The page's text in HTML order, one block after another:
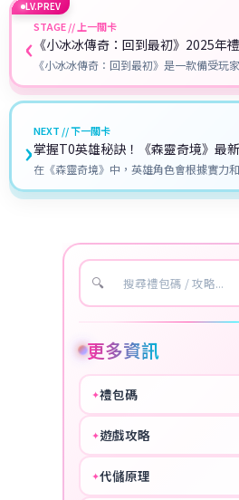
LV.PREV
‹STAGE // 上一關卡
《小冰冰傳奇：回到最初》2025年
換教學
《小冰冰傳奇：回到最初》是一款備受玩
NEXT // 下一關卡
掌握T0英雄秘訣！《森靈奇境》最
在《森靈奇境》中，英雄角色會根據實力
›
🔍
更多資訊
✦禮包碼
✦遊戲攻略
✦代儲原理